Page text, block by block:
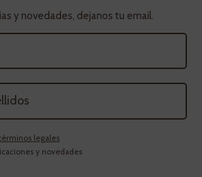
y novedades, dejanos tu email.
legales
y novedades